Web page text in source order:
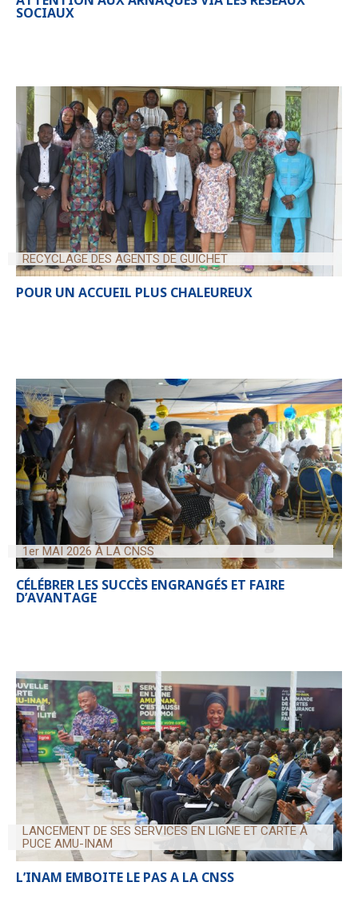
SOCIAUX
RECYCLAGE DES AGENTS DE GUICHET
POUR UN ACCUEIL PLUS CHALEUREUX
1er MAI 2026 À LA CNSS
CÉLÉBRER LES SUCCÈS ENGRANGÉS ET FAIRE
D’AVANTAGE
LANCEMENT DE SES SERVICES EN LIGNE ET CARTE À
PUCE AMU-INAM
L’INAM EMBOITE LE PAS A LA CNSS